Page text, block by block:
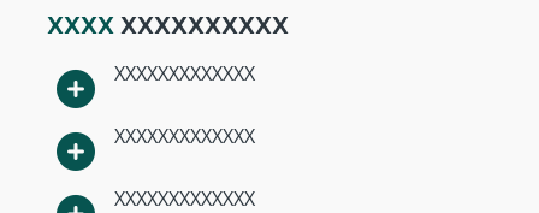
XXXX XXXXXXXXXX
XXXXXXXXXXXXX
XXXXXXXXXXXXX
XXXXXXXXXXXXX